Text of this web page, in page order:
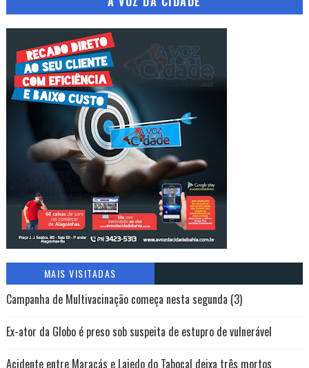
MAIS VISITADAS
Campanha de Multivacinação começa nesta segunda (3)
Ex-ator da Globo é preso sob suspeita de estupro de vulnerável
Acidente entre Maracás e Lajedo do Tabocal deixa três mortos